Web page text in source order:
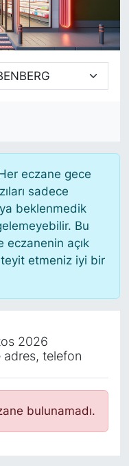
eczane gece
sadece
beklenmedik
Bu
eczanenin açık
teyit etmeniz iyi bir
2026
adres, telefon
bulunamadı.